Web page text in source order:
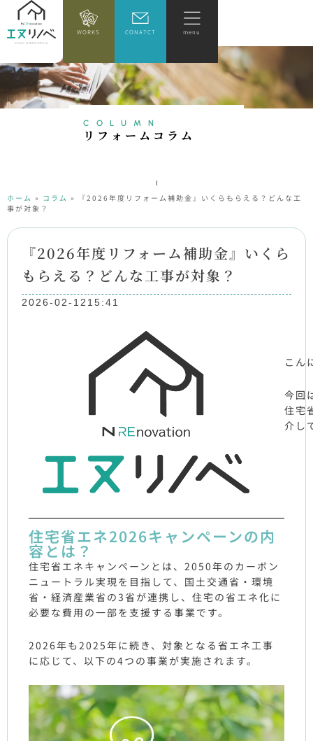
WORKS CONATCT menu
COLUMN
リ フ ォ ー ム コ ラ ム
ホーム » コラム »
『2026年度リフォーム補助金』いくらもらえる？どんな工
事が対象？
『2026年度リフォーム補助金』いくら
もらえる？どんな工事が対象？
2026-02-12 15:41
こん
今回
住宅
介し
住宅省エネ2026キャンペーンの内
容とは？
住宅省エネキャンペーンとは、2050年のカーボン
ニュートラル実現を目指して、国土交通省・環境
省・経済産業省の3省が連携し、住宅の省エネ化に
必要な費用の一部を支援する事業です。
2026年も2025年に続き、対象となる省エネ工事
に応じて、以下の4つの事業が実施されます。